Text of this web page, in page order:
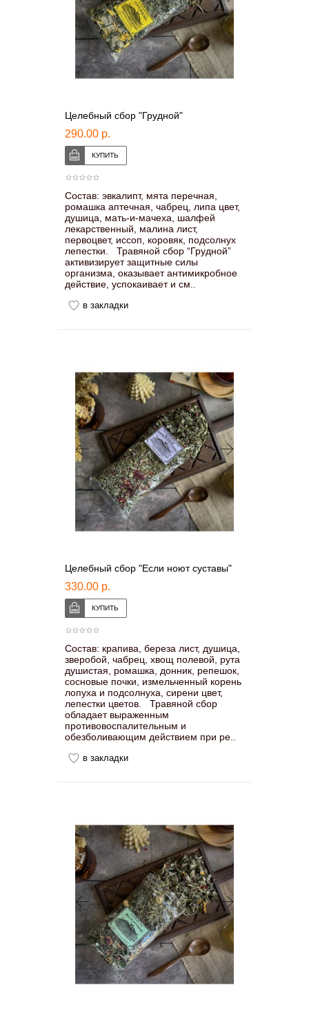
Целебный сбор "Грудной"
290.00 р.
Состав: эвкалипт, мята перечная,
ромашка аптечная, чабрец, липа цвет,
душица, мать-и-мачеха, шалфей
лекарственный, малина лист,
первоцвет, иссоп, коровяк, подсолнух
лепестки. Травяной сбор “Грудной”
активизирует защитные силы
организма, оказывает антимикробное
действие, успокаивает и см..
в закладки
Целебный сбор "Если ноют суставы"
330.00 р.
Состав: крапива, береза лист, душица,
зверобой, чабрец, хвощ полевой, рута
душистая, ромашка, донник, репешок,
сосновые почки, измельченный корень
лопуха и подсолнуха, сирени цвет,
лепестки цветов. Травяной сбор
обладает выраженным
противовоспалительным и
обезболивающим действием при ре..
в закладки